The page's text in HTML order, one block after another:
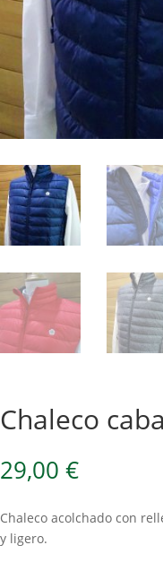
Chaleco
29,00 €
Chaleco acolchado con
y ligero.